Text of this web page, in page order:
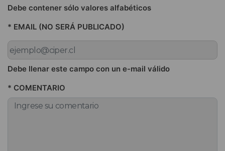
Debe contener sólo valores alfabéticos
* EMAIL (NO SERÁ PUBLICADO)
Debe llenar este campo con un e-mail válido
* COMENTARIO